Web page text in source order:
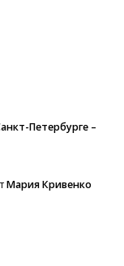
Петербурге –
Мария Кривенко